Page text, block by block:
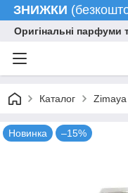
ЗНИЖКИ
Оригінальні парфуми
Каталог Zimaya
Новинка –15%